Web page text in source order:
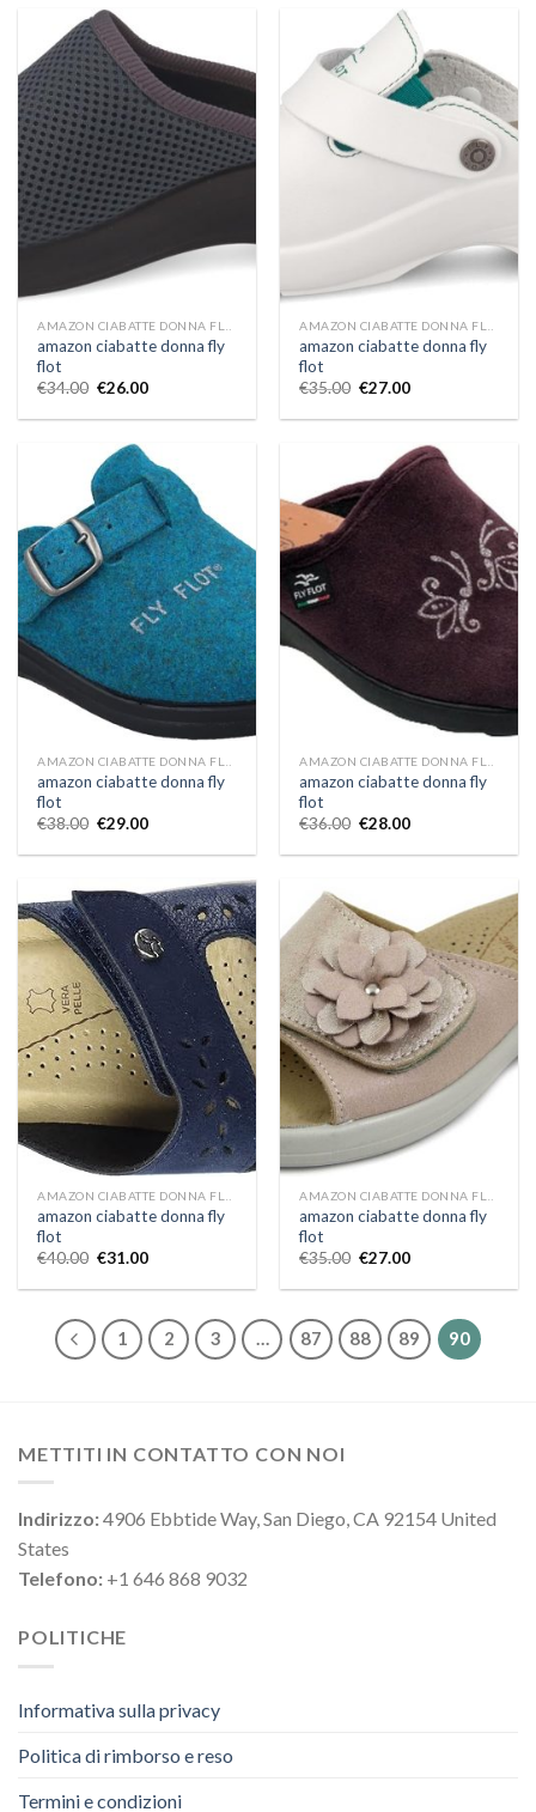
amazon ciabatte donna fly
flot
€34.00 €26.00
amazon ciabatte donna fly
flot
€35.00 €27.00
amazon ciabatte donna fly
flot
€38.00 €29.00
amazon ciabatte donna fly
flot
€36.00 €28.00
amazon ciabatte donna fly
flot
€40.00 €31.00
amazon ciabatte donna fly
flot
€35.00 €27.00
1 2 3 … 87 88 89 90
METTITI IN CONTATTO CON NOI
Indirizzo:4906 Ebbtide Way, San Diego, CA 92154 United
States
Telefono: +1 646 868 9032
POLITICHE
Informativa sulla privacy
Politica di rimborso e reso
Termini e condizioni